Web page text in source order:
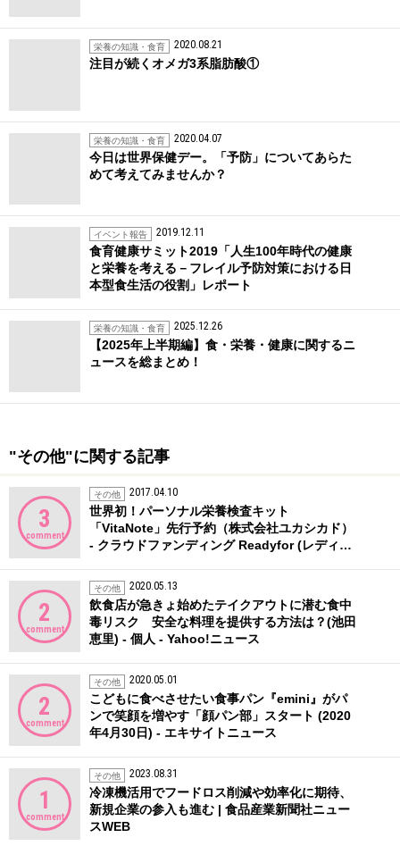
栄養の知識・食育 2020.08.21
注目が続くオメガ3系脂肪酸①
栄養の知識・食育 2020.04.07
今日は世界保健デー。「予防」についてあらた
めて考えてみませんか？
イベント報告 2019.12.11
食育健康サミット2019「人生100年時代の健康
と栄養を考える－フレイル予防対策における日
本型食生活の役割」レポート
栄養の知識・食育 2025.12.26
【2025年上半期編】食・栄養・健康に関するニ
ュースを総まとめ！
"その他"に関する記事
3
comment
その他 2017.04.10
世界初！パーソナル栄養検査キット
「VitaNote」先行予約（株式会社ユカシカド）
- クラウドファンディング Readyfor (レディ…
2
comment
その他 2020.05.13
飲食店が急きょ始めたテイクアウトに潜む食中
毒リスク 安全な料理を提供する方法は？(池田
恵里) - 個人 - Yahoo!ニュース
2
comment
その他 2020.05.01
こどもに食べさせたい食事パン『emini』がパ
ンで笑顔を増やす「顔パン部」スタート (2020
年4月30日) - エキサイトニュース
1
comment
その他 2023.08.31
冷凍機活用でフードロス削減や効率化に期待、
新規企業の参入も進む | 食品産業新聞社ニュー
スWEB